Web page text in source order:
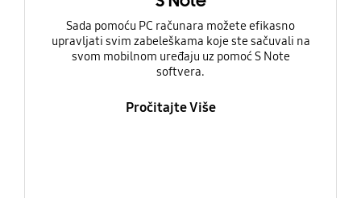
Sada pomoću PC računara možete efikasno
upravljati svim zabeleškama koje ste sačuvali na
svom mobilnom uređaju uz pomoć S Note
softvera.
Pročitajte Više